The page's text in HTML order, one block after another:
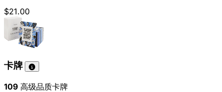
$21.00
卡牌
109 高级品质卡牌